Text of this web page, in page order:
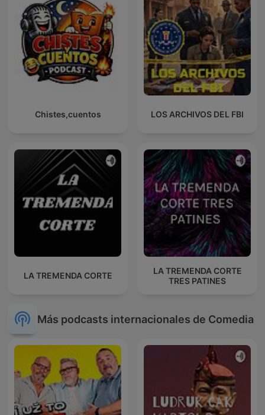
Chistes,cuentos LOS ARCHIVOS DEL FBI
LA TREMENDA CORTE
LA TREMENDA CORTE
TRES PATINES
Más podcasts internacionales de Comedia